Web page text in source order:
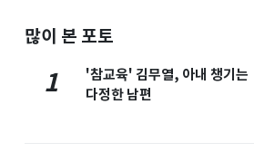
많이 본 포토
1
'참교육' 김무열, 아내 챙기는
다정한 남편